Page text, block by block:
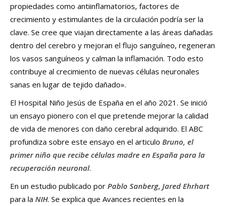
propiedades como antiinflamatorios, factores de
crecimiento y estimulantes de la circulación podría ser la
clave. Se cree que viajan directamente a las áreas dañadas
dentro del cerebro y mejoran el flujo sanguíneo, regeneran
los vasos sanguíneos y calman la inflamación. Todo esto
contribuye al crecimiento de nuevas células neuronales
sanas en lugar de tejido dañado».
El Hospital Niño Jesús de España en el año 2021. Se inició
un ensayo pionero con el que pretende mejorar la calidad
de vida de menores con daño cerebral adquirido. El ABC
profundiza sobre este ensayo en el articulo Bruno, el
primer niño que recibe células madre en España para la
recuperación neuronal.
En un estudio publicado por Pablo Sanberg, Jared Ehrhart
para la NIH. Se explica que Avances recientes en la